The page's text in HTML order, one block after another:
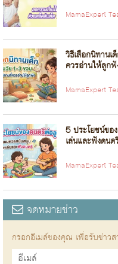
MamaExpert
วิธีเลือกนิทาน
ควรอ่านให้ลูก
MamaExpert
5 ประโยชน์ข
เล่นและฟังดนต
MamaExpert
จดหมายข่าว
กรอกอีเมล์ของคุณ เพื่อรับข่าวส